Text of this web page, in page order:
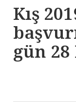
Kış
gün 28